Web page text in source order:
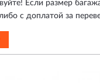
Если размер
с доплатой за